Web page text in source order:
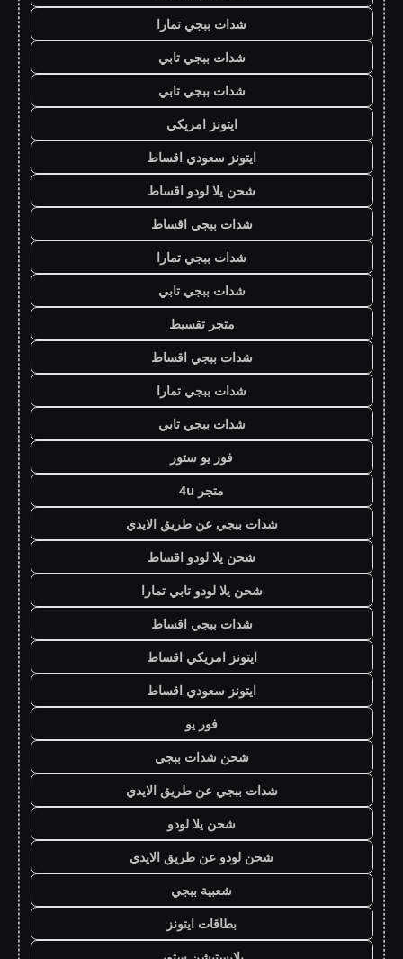
شدات ببجي تمارا
شدات ببجي تابي
شدات ببجي تابي
ايتونز امريكي
ايتونز سعودي اقساط
شحن يلا لودو اقساط
شدات ببجي اقساط
شدات ببجي تمارا
شدات ببجي تابي
متجر تقسيط
شدات ببجي اقساط
شدات ببجي تمارا
شدات ببجي تابي
فور يو ستور
متجر 4u
شدات ببجي عن طريق الايدي
شحن يلا لودو اقساط
شحن يلا لودو تابي تمارا
شدات ببجي اقساط
ايتونز امريكي اقساط
ايتونز سعودي اقساط
فور يو
شحن شدات ببجي
شدات ببجي عن طريق الايدي
شحن يلا لودو
شحن لودو عن طريق الايدي
شعبية ببجي
بطاقات ايتونز